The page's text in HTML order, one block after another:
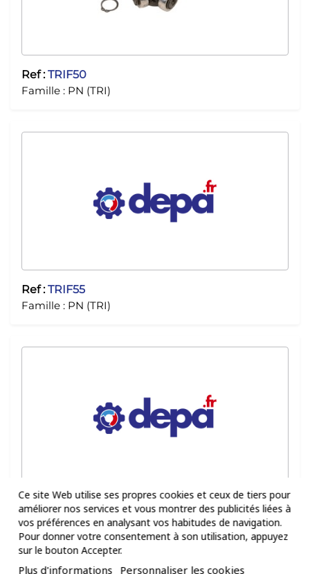
Ce site Web utilise ses propres cookies et ceux de tiers pour
améliorer nos services et vous montrer des publicités liées à
vos préférences en analysant vos habitudes de navigation.
Pour donner votre consentement à son utilisation, appuyez
sur le bouton Accepter.
Plus d'informations Personnaliser les cookies
Ref :TRIF50
Famille : PN (TRI)
Ref :TRIF55
Famille : PN (TRI)
Ref :TRIF61
Famille :PN (TRI)